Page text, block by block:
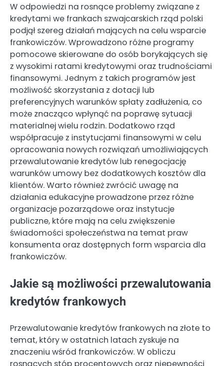
W odpowiedzi na rosnące problemy związane z
kredytami we frankach szwajcarskich rząd polski
podjął szereg działań mających na celu wsparcie
frankowiczów. Wprowadzono różne programy
pomocowe skierowane do osób borykających się
z wysokimi ratami kredytowymi oraz trudnościami
finansowymi. Jednym z takich programów jest
możliwość skorzystania z dotacji lub
preferencyjnych warunków spłaty zadłużenia, co
może znacząco wpłynąć na poprawę sytuacji
materialnej wielu rodzin. Dodatkowo rząd
współpracuje z instytucjami finansowymi w celu
opracowania nowych rozwiązań umożliwiających
przewalutowanie kredytów lub renegocjację
warunków umowy bez dodatkowych kosztów dla
klientów. Warto również zwrócić uwagę na
działania edukacyjne prowadzone przez różne
organizacje pozarządowe oraz instytucje
publiczne, które mają na celu zwiększenie
świadomości społeczeństwa na temat praw
konsumenta oraz dostępnych form wsparcia dla
frankowiczów.
Jakie są możliwości przewalutowania
kredytów frankowych
Przewalutowanie kredytów frankowych na złote to
temat, który w ostatnich latach zyskuje na
znaczeniu wśród frankowiczów. W obliczu